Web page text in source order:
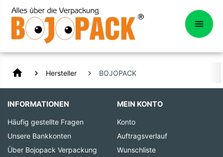
home Hersteller BOJOPACK
INFORMATIONEN
Häufig gestellte Fragen
Unsere Bankkonten
Über Bojopack Verpackung
MEIN KONTO
Konto
Auftragsverlauf
Wunschliste